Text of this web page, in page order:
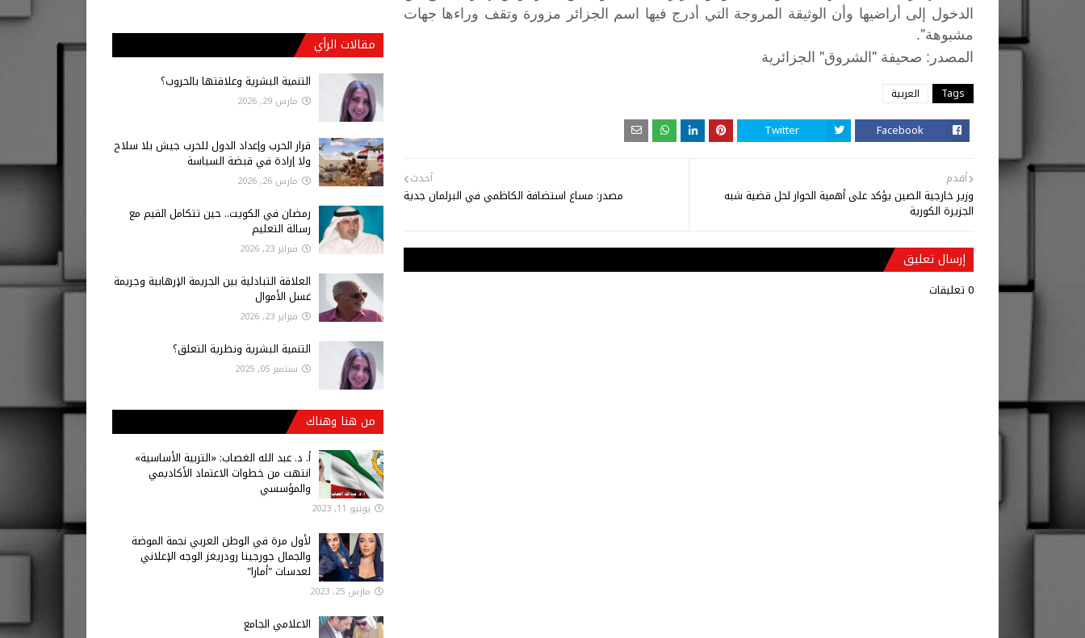
الدخول إلى أراضيها وأن الوثيقة المروجة التي أدرج فيها اسم الجزائر مزورة وتقف وراءها جهات
مشبوهة".
المصدر : صحيفة " الشروق" الجزائرية
Tags العربية
Facebook
Twitter
أحدث
مصدر: مساع استضافة الكاظمي في البرلمان جدية
أقدم
وزير خارجية الصين يؤكد على أهمية الحوار لحل قضية شبه
الجزيرة الكورية
إرسال تعليق
0 تعليقات
مقالات الرأي
التنمية البشرية وعلاقتها بالحروب؟
مارس 29, 2026
قرار الحرب وإعداد الدول للحرب جيش بلا سلاح
ولا إرادة في قبضة السياسة
مارس 26, 2026
رمضان في الكويت.. حين تتكامل القيم مع
رسالة التعليم
فبراير 23, 2026
العلاقة التبادلية بين الجريمة الإرهابية وجريمة
غسل الأموال
فبراير 23, 2026
التنمية البشرية ونظرية التعلق؟
سبتمبر 05, 2025
من هنا وهناك
أ‌. د. عبد الله الغصاب: «التربية الأساسية»
انتهت من خطوات الاعتماد الأكاديمي
والمؤسسي
يونيو 11, 2023
لأول مرة في الوطن العربي نجمة الموضة
والجمال جورجينا رودريغز الوجه الإعلاني
لعدسات "أمارا"
مارس 25, 2023
الاعلامي الجامع